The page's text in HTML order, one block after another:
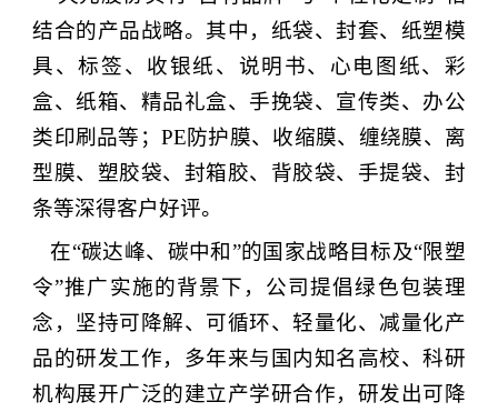
结合的产品战略。其中，纸袋、封套、纸塑模
具、标签、收银纸、说明书、心电图纸、彩
盒、纸箱、精品礼盒、手挽袋、宣传类、办公
类印刷品等； PE防护膜、收缩膜、缠绕膜、离
型膜、塑胶袋、封箱胶、背胶袋、手提袋、封
条等深得客户好评。
在“碳达峰、碳中和”的国家战略目标及“限塑
令”推广实施的背景下， 公司提倡绿色包装理
念，坚持可降解、可循环、轻量化、减量化产
品的研发工作，多年来与国内知名高校、科研
机构展开广泛的建立产学研合作，研发出可降